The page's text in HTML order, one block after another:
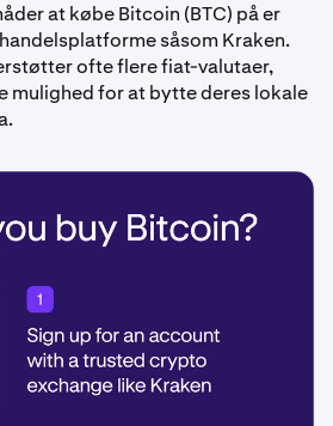
at købe Bitcoin (BTC) på er
såsom Kraken.
ofte flere fiat-valutaer,
mulighed for at bytte deres lokale